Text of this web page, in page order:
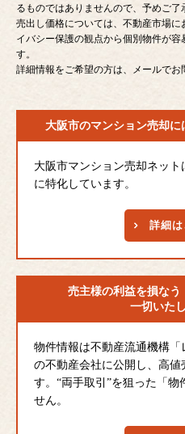
るものではありませんので、予めご了
売出し価格については、不動産市場
イバシー保護の観点から個別物件が
す。
詳細情報をご希望の方は、メールでお
大阪市のマンション売却に
大阪市マンション売却ネッ
に特化しています。
詳細
売主様の利益を損なう
一切いた
物件情報は不動産流通機構
の不動産会社に公開し、高値
す。“両手取引”を狙った「物
せん。